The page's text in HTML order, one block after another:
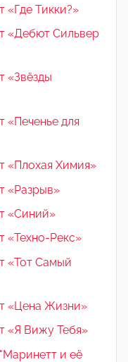
«Где Тикки?»
«Дебют Сильвер
«Звёзды
«Печенье для
«Плохая Химия»
«Разрыв»
«Синий»
«Техно-Рекс»
«Тот Самый
«Цена Жизни»
«Я Вижу Тебя»
и её